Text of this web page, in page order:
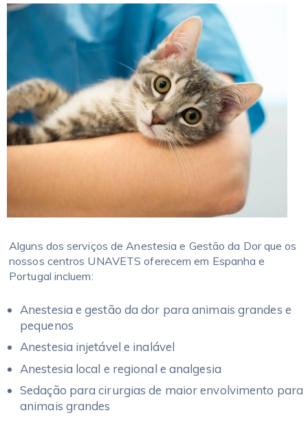
Alguns dos serviços de Anestesia e Gestão da Dor que os
nossos centros UNAVETS oferecem em Espanha e
Portugal incluem:
Anestesia e gestão da dor para animais grandes e
pequenos
Anestesia injetável e inalável
Anestesia local e regional e analgesia
Sedação para cirurgias de maior envolvimento para
animais grandes